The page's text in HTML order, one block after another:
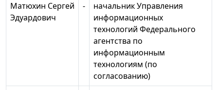
Матюхин Сергей
Эдуардович
-
начальник Управления
информационных
технологий Федерального
агентства по
информационным
технологиям (по
согласованию)